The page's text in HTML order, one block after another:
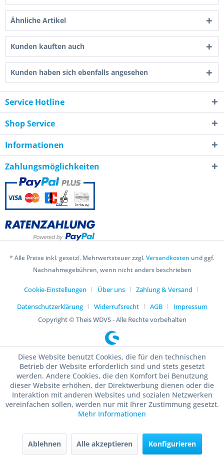
Ähnliche Artikel
Kunden kauften auch
Kunden haben sich ebenfalls angesehen
Service Hotline
Shop Service
Informationen
Zahlungsmöglichkeiten
* Alle Preise inkl. gesetzl. Mehrwertsteuer zzgl.Versandkosten und ggf.
Nachnahmegebühren, wenn nicht anders beschrieben
Cookie-Einstellungen Über uns
Zahlung & Versand
Datenschutzerklärung
Widerrufsrecht AGB
Impressum
Copyright © Theis WDVS - Alle Rechte vorbehalten
Diese Website benutzt Cookies, die für den technischen
Betrieb der Website erforderlich sind und stets gesetzt
werden. Andere Cookies, die den Komfort bei Benutzung
dieser Website erhöhen, der Direktwerbung dienen oder die
Interaktion mit anderen Websites und sozialen Netzwerken
vereinfachen sollen, werden nur mit Ihrer Zustimmung gesetzt.
Mehr Informationen
Ablehnen Alle akzeptieren Konfigurieren